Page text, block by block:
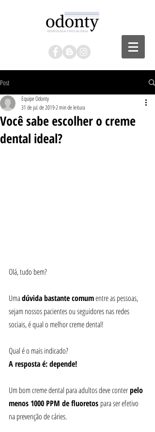
Post
Você sabe escolher o creme
dental ideal?
Equipe Odonty
31 de jul. de 20192 min de leitura
Olá, tudo bem?
Uma dúvida bastante comum entre as pessoas,
sejam nossos pacientes ou seguidores nas redes
sociais, é qual o melhor creme dental!
Qual é o mais indicado?
A resposta é: depende!
Um bom creme dental para adultos deve conter pelo
menos 1000 PPM de fluoretos para ser efetivo
na prevenção de cáries.